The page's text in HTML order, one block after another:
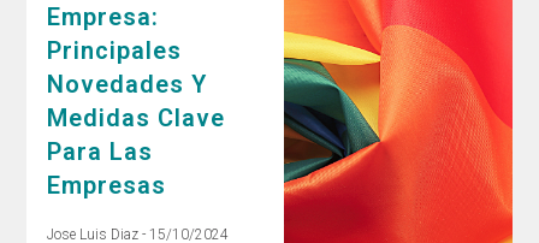
Empresa:
Principales
Novedades Y
Medidas Clave
Para Las
Empresas
Jose Luis Diaz 15/10/2024